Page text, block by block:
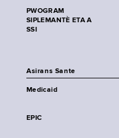
PWOGRAM
SIPLEMANTÈ ETA A
SSI
Asirans Sante
Medicaid
EPIC